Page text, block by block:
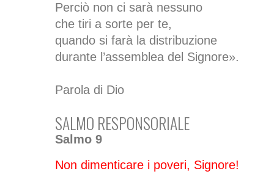
Perciò non ci sarà nessuno
che tiri a sorte per te,
quando si farà la distribuzione
durante l’assemblea del Signore».
Parola di Dio
SALMO RESPONSORIALE
Salmo 9
Non dimenticare i poveri, Signore!